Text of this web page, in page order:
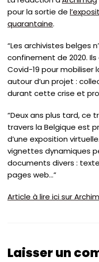
pour la sortie de
quarantaine.
“Les archivistes belges
confinement de 2020.
Covid-19 pour
autour d’un projet :
durant cette crise et
“Deux ans plus tard, ce
travers la Belgique est
d’une exposition
vignettes dynamiques
documents divers :
pages web…”
Article à lire ici sur
Laisser un